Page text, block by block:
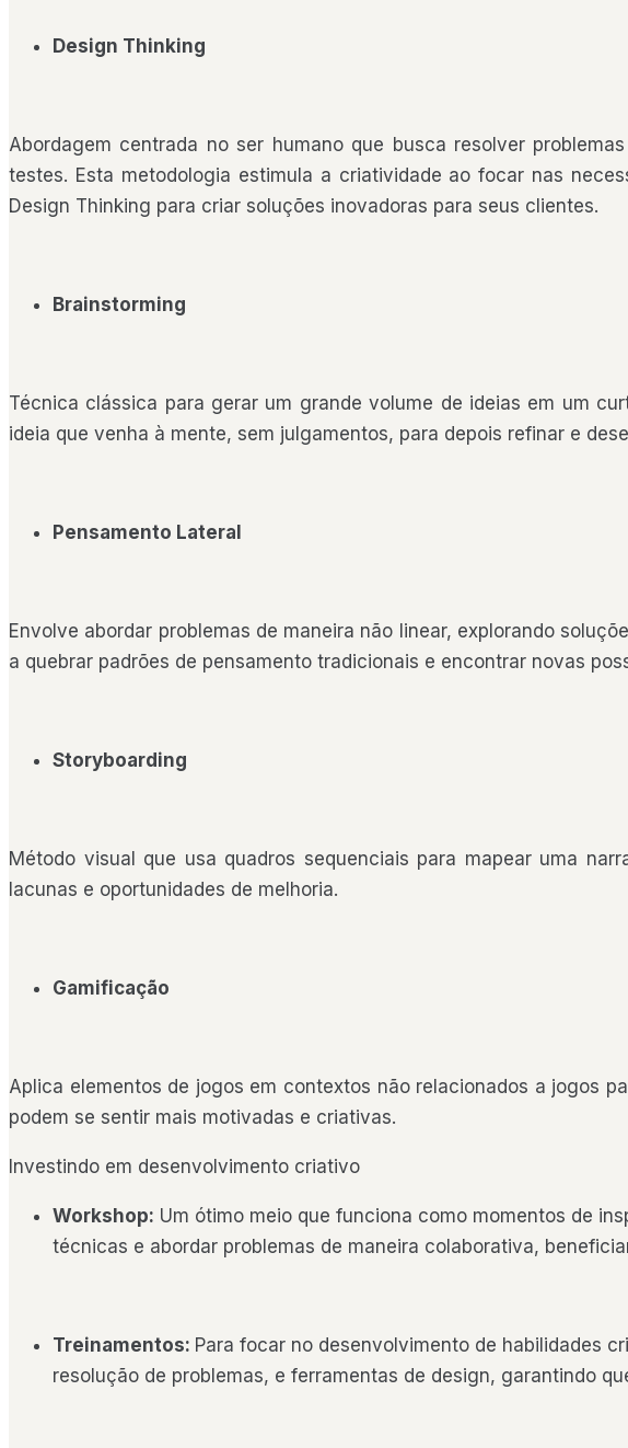
Design Thinking
Abordagem centrada no ser humano que busca resolver
testes. Esta metodologia estimula a criatividade ao focar nas
Design Thinking para criar soluções inovadoras para seus clientes.
Brainstorming
Técnica clássica para gerar um grande volume de ideias em um
ideia que venha à mente, sem julgamentos, para depois refinar e
Pensamento Lateral
Envolve abordar problemas de maneira não linear, explorando
a quebrar padrões de pensamento tradicionais e encontrar novas
Storyboarding
Método visual que usa quadros sequenciais para mapear uma
lacunas e oportunidades de melhoria.
Gamificação
Aplica elementos de jogos em contextos não relacionados a jogos
podem se sentir mais motivadas e criativas.
Investindo em desenvolvimento criativo
Workshop: Um ótimo meio que funciona como momentos de
técnicas e abordar problemas de maneira colaborativa,
Treinamentos: Para focar no desenvolvimento de habilidades
resolução de problemas, e ferramentas de design, garantindo